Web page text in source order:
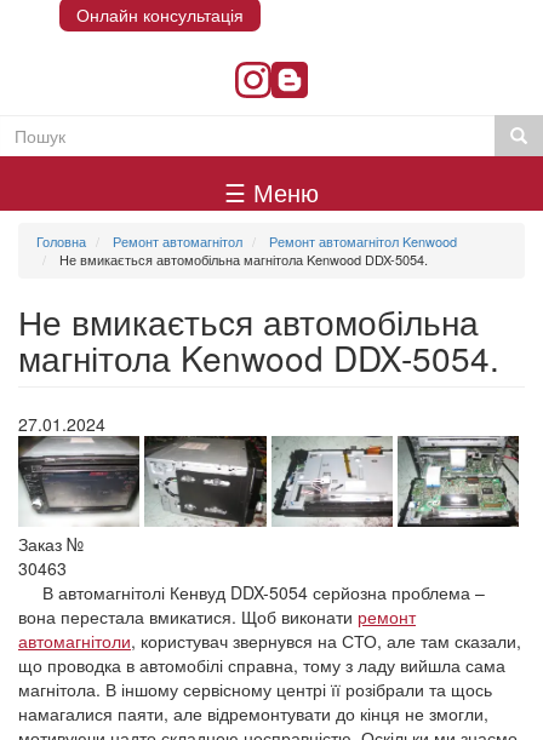
Онлайн консультація
Пошукова
Пошук
меню
☰ Меню
Головна Ремонт автомагнітол
Ремонт автомагнітол Kenwood
Не вмикається автомобільна магнітола Kenwood DDX-5054.
Не вмикається автомобільна
магнітола Kenwood DDX-5054.
27.01.2024
Заказ №
30463
В автомагнітолі Кенвуд DDX-5054 серйозна проблема –
вона перестала вмикатися. Щоб виконати ремонт
автомагнітоли, користувач звернувся на СТО, але там сказали,
що проводка в автомобілі справна, тому з ладу вийшла сама
магнітола. В іншому сервісному центрі її розібрали та щось
намагалися паяти, але відремонтувати до кінця не змогли,